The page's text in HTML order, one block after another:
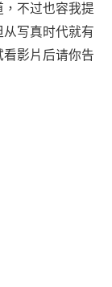
不过也容我提
写真时代就有
影片后请你告